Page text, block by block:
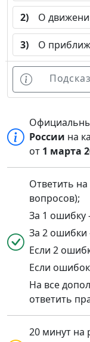
2) О
3) О
России на
от 1 марта
Ответить
вопросов);
За 1 ошибку
За 2 ошибки
Если 2
Если
На все
ответить
20 минут на